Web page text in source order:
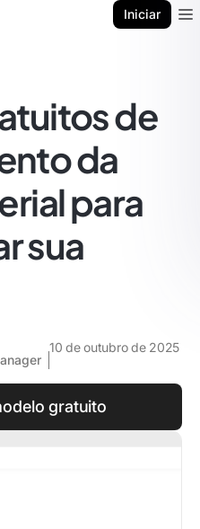
Iniciar
de
da
para
sua
10 de outubro de 2025
gratuito